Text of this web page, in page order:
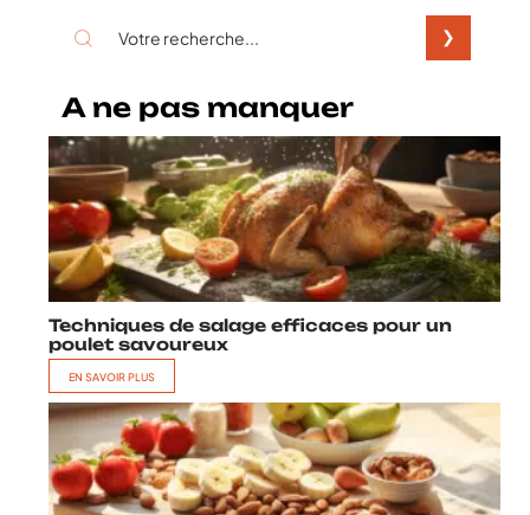
A ne pas manquer
Techniques de salage efficaces pour un
poulet savoureux
EN SAVOIR PLUS